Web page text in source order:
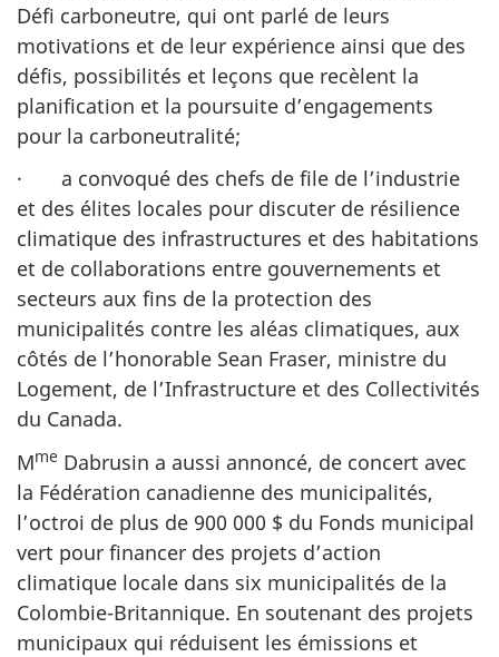
Défi carboneutre, qui ont parlé de leurs
motivations et de leur expérience ainsi que des
défis, possibilités et leçons que recèlent la
planification et la poursuite d’engagements
pour la carboneutralité;
· a convoqué des chefs de file de l’industrie
et des élites locales pour discuter de résilience
climatique des infrastructures et des habitations
et de collaborations entre gouvernements et
secteurs aux fins de la protection des
municipalités contre les aléas climatiques, aux
côtés de l’honorable Sean Fraser, ministre du
Logement, de l’Infrastructure et des Collectivités
du Canada.
Mme Dabrusin a aussi annoncé, de concert avec
la Fédération canadienne des municipalités,
l’octroi de plus de 900 000 $ du Fonds municipal
vert pour financer des projets d’action
climatique locale dans six municipalités de la
Colombie-Britannique. En soutenant des projets
municipaux qui réduisent les émissions et